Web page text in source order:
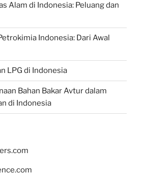
Alam di Indonesia: Peluang dan
Indonesia: Dari Awal
LPG di Indonesia
Bahan Bakar Avtur dalam
di Indonesia